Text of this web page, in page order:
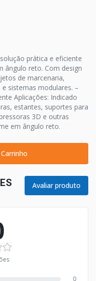
prática e eficiente
ângulo reto. Com design
de marcenaria,
sistemas modulares. –
Aplicações: Indicado
estantes, suportes para
3D e outras
em ângulo reto.
Avaliar produto
0